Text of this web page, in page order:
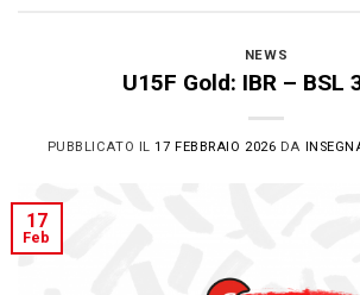
NEWS
U15F Gold: IBR – BSL
PUBBLICATO IL17 FEBBRAIO 2026 DA
17
Feb